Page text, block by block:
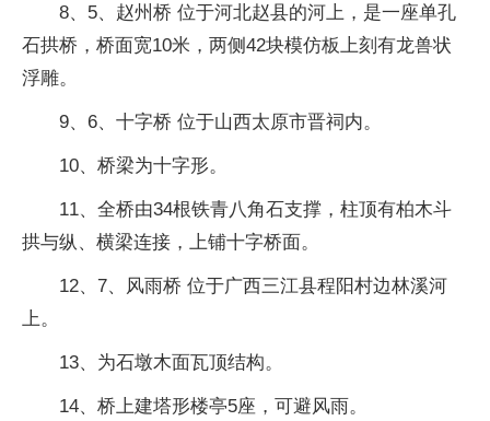
8、5、赵州桥 位于河北赵县的河上，是一座单孔
石拱桥，桥面宽10米，两侧42块模仿板上刻有龙兽状
浮雕。
9、6、十字桥 位于山西太原市晋祠内。
10、桥梁为十字形。
11、全桥由34根铁青八角石支撑，柱顶有柏木斗
拱与纵、横梁连接，上铺十字桥面。
12、7、风雨桥 位于广西三江县程阳村边林溪河
上。
13、为石墩木面瓦顶结构。
14、桥上建塔形楼亭5座，可避风雨。